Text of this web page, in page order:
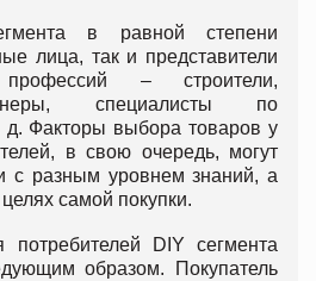
в равной степени
лица, так и представители
профессий – строители,
специалисты по
д. Факторы выбора товаров у
в свою очередь, могут
с разным уровнем знаний, а
самой покупки.
DIY сегмента
образом. Покупатель